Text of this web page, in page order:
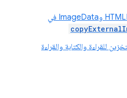
للقراءة والكتابة والقراءة